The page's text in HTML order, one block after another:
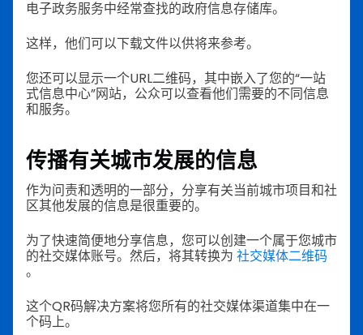
电子政务服务中经常查找的政府信息存储库。
这样，他们可以下载文件以供将来参考。
您还可以显示一个URL二维码，其中嵌入了您的“一站
式信息中心”网站，公众可以查看他们需要的不同信息
和服务。
传播有关城市发展的信息
作为问责和透明的一部分，分享有关当前城市项目和社
区其他发展的信息是很重要的。
为了快速简便地分享信息，您可以创建一个属于您城市
的社交媒体账号。然后，将其转换为 社交媒体二维码
。
这个QR码解决方案将您所有的社交媒体渠道集中在一
个码上。